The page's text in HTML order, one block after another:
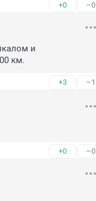
+0 –0
и
км.
+3 –1
+0 –0